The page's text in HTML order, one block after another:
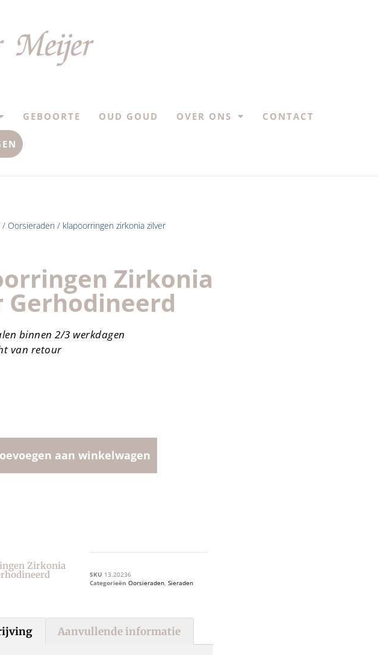
GEBOORTE OUD GOUD OVER ONS CONTACT
/ Oorsieraden / klapoorringen zirkonia zilver
Zirkonia
Gerhodineerd
binnen 2/3 werkdagen
van retour
aan winkelwagen
Zirkonia
SKU 13.20236
Categorieën Oorsieraden, Sieraden
Aanvullende informatie